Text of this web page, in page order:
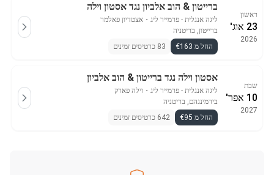
ראשון
23 אוג'
2026
ברייטון & הוב אלביון נגד אסטון וילה
ליגה אנגלית - פרמייר ליג ・ אצטדיון פאלמר
ברייטון, בריטניה
החל מ €163
83 כרטיסים זמינים
שבת
10 אפר'
2027
אסטון וילה נגד ברייטון & הוב אלביון
ליגה אנגלית - פרמייר ליג ・ וילה פארק
בירמינגהם, בריטניה
החל מ €95
642 כרטיסים זמינים